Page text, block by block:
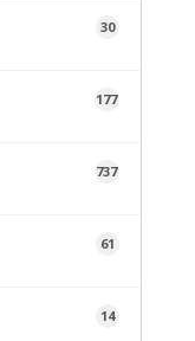
30
177
737
61
14